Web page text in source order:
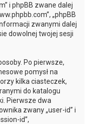
i phpBB zwane dalej
„phpBB
zwanymi dalej
dowolnej twojej sesji
Po pierwsze,
pomysł na
kilka ciasteczek,
do katalogu
Pierwsze dwa
zwany „user-id” i
id”,